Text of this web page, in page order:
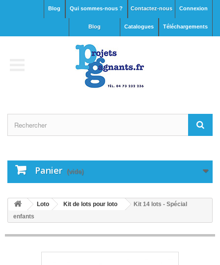
Connexion
Contactez-nous
Qui sommes-nous ?
Blog
Téléchargements
Catalogues
blog
Panier (vide)
Loto Kit de lots pour loto
Kit 14 lots - Spécial
enfants